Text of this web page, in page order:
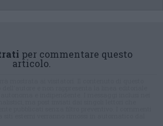
per commentare questo
articolo.